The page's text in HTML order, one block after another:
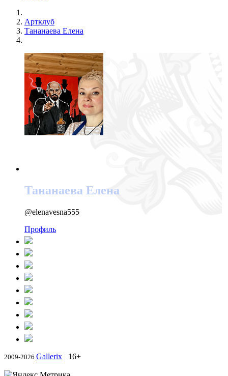
Артклуб
Тананаева Елена
Тананаева Елена
@elenavesna555
Профиль
2009-2026 Gallerix 16+